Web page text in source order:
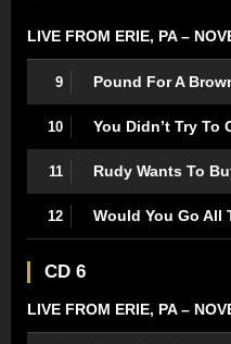
LIVE FROM ERIE, PA –
9 Pound For A
10 You Didn’t Try To
11 Rudy Wants To
12 Would You Go All
CD 6
LIVE FROM ERIE, PA –